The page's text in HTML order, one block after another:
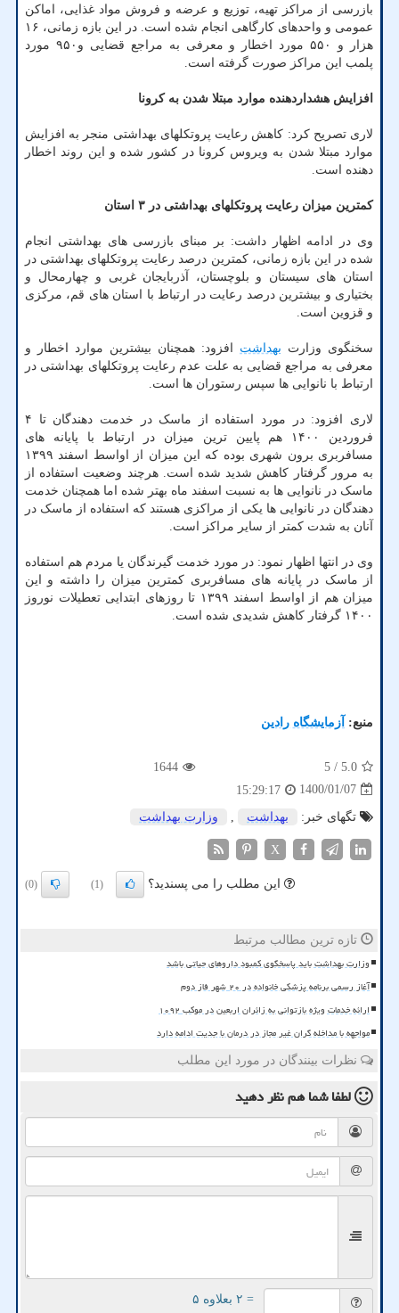
بازرسی از مراکز تهیه، توزیع و عرضه و فروش مواد غذایی، اماکن
عمومی و واحدهای کارگاهی انجام شده است. در این بازه زمانی، ۱۶
هزار و ۵۵۰ مورد اخطار و معرفی به مراجع قضایی و۹۵۰ مورد
پلمب این مراکز صورت گرفته است.
افزایش هشداردهنده موارد مبتلا شدن به کرونا
لاری تصریح کرد: کاهش رعایت پروتکلهای بهداشتی منجر به افزایش
موارد مبتلا شدن به ویروس کرونا در کشور شده و این روند اخطار
دهنده است.
کمترین میزان رعایت پروتکلهای بهداشتی در ۳ استان
وی در ادامه اظهار داشت: بر مبنای بازرسی های بهداشتی انجام
شده در این بازه زمانی، کمترین درصد رعایت پروتکلهای بهداشتی در
استان های سیستان و بلوچستان، آذربایجان غربی و چهارمحال و
بختیاری و بیشترین درصد رعایت در ارتباط با استان های قم، مرکزی
و قزوین است.
سخنگوی وزارت بهداشت افزود: همچنان بیشترین موارد اخطار و
معرفی به مراجع قضایی به علت عدم رعایت پروتکلهای بهداشتی در
ارتباط با نانوایی ها سپس رستوران ها است.
لاری افزود: در مورد استفاده از ماسک در خدمت دهندگان تا ۴
فروردین ۱۴۰۰ هم پایین ترین میزان در ارتباط با پایانه های
مسافربری برون شهری بوده که این میزان از اواسط اسفند ۱۳۹۹
به مرور گرفتار کاهش شدید شده است. هرچند وضعیت استفاده از
ماسک در نانوایی ها به نسبت اسفند ماه بهتر شده اما همچنان خدمت
دهندگان در نانوایی ها یکی از مراکزی هستند که استفاده از ماسک در
آنان به شدت کمتر از سایر مراکز است.
وی در انتها اظهار نمود: در مورد خدمت گیرندگان یا مردم هم استفاده
از ماسک در پایانه های مسافربری کمترین میزان را داشته و این
میزان هم از اواسط اسفند ۱۳۹۹ تا روزهای ابتدایی تعطیلات نوروز
۱۴۰۰ گرفتار کاهش شدیدی شده است.
منبع: آزمایشگاه رادین
5.0
/ 5
1644
1400/01/07
15:29:17
تگهای خبر:
بهداشت , وزارت بهداشت
X
این مطلب را می پسندید؟ (1)
(0)
تازه ترین مطالب مرتبط
وزارت بهداشت باید پاسخگوی کمبود داروهای حیاتی باشد
آغاز رسمی برنامه پزشکی خانواده در ۲۰ شهر فاز دوم
ارائه خدمات ویژه بازتوانی به زائران اربعین در موکب ۱۰۹۲
مواجهه با مداخله گران غیر مجاز در درمان با جدیت ادامه دارد
نظرات بینندگان در مورد این مطلب
لطفا شما همنظر دهید
= ۲ بعلاوه ۵